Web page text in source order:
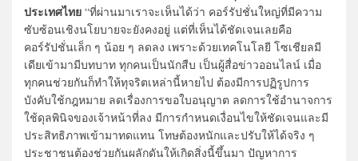
ประเทศไทย “ที่ผ่านมาเราจะเห็นได้ว่า คอร์รัปชั่นใหญ่ที่มีความ
ซับซ้อนเชิงนโยบายจะยังคงอยู่ แต่ที่เห็นได้ชัดเจนเลยคือ
คอร์รัปชั่นเล็ก ๆ น้อย ๆ ลดลง เพราะด้วยเทคโนโลยี โซเชียลมี
เดียเข้ามามีบทบาท ทุกคนเป็นนักสืบ เป็นผู้สื่อข่าวออนไลน์ เมื่อ
ทุกคนช่วยกันก็ทำให้ทุจริตเหล่านี้หายไป ต้องมีการปฏิรูปการ
บังคับใช้กฎหมาย ลดเรื่องการขอใบอนุญาต ลดการใช้อำนาจการ
ใช้ดุลพินิจของเจ้าหน้าที่ลง มีการกำหนดเงื่อนไขให้ชัดเจนและมี
ประสิทธิภาพเข้ามาทดแทน โทษต้องหนักและปรับให้ได้จริง ๆ
ประชาชนต้องช่วยกันผลักดันให้เกิดสิ่งนี้ขึ้นมา ปัญหาการ